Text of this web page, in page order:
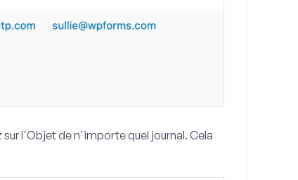
l'Objetde n'importe quel journal. Cela